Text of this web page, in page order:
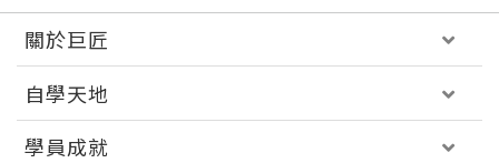
關於巨匠
自學天地
學員成就